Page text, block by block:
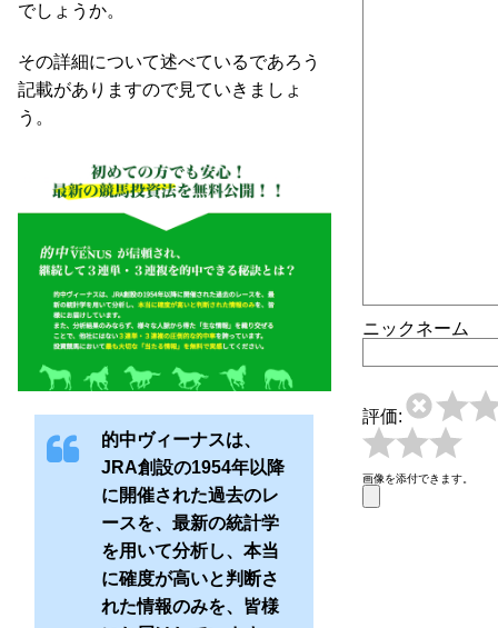
でしょうか。
その詳細について述べているであろう
記載がありますので見ていきましょ
う。
的中ヴィーナスは、
JRA創設の1954年以降
に開催された過去のレ
ースを、最新の統計学
を用いて分析し、本当
に確度が高いと判断さ
れた情報のみを、皆様
ニックネーム
評価:
画像を添付できます。